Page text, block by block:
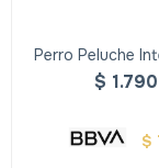
Perro Peluche
Con Correa
$ 1.790
$